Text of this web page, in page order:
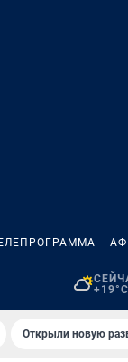
+19°C
Открыли новую